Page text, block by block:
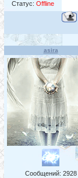
Статус: Offline
asira
Сообщений: 2928